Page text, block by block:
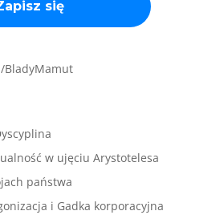
w ujęciu Arystotelesa
państwa
i Gadka korporacyjna